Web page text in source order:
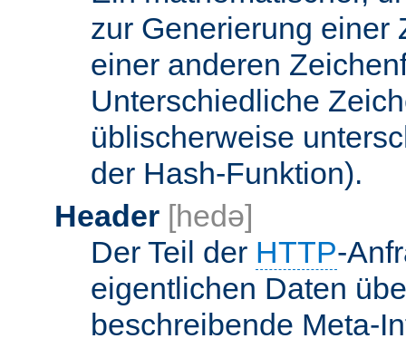
zur Generierung einer
einer anderen
Unterschiedliche
üblischerweise
der Hash-Funktion).
Header [hedə]
Der Teil der HTTP-
eigentlichen Daten
beschreibende Meta-